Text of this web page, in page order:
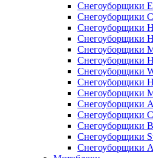
Снегоуборщики
Снегоуборщики
Снегоуборщики
Снегоуборщики
Снегоуборщики
Снегоуборщики
Снегоуборщики
Снегоуборщики
Снегоуборщики
Снегоуборщики
Снегоуборщики
Снегоуборщики
Снегоуборщики
Снегоуборщики